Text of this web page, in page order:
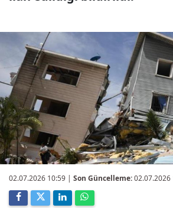
02.07.2026 10:59 | Son Güncelleme:02.07.2026